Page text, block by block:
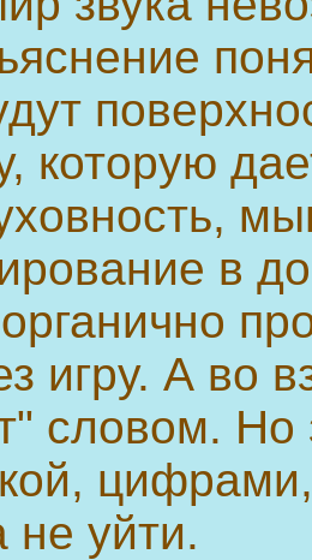
которую
в
игру. А во
словом.
не уйти.